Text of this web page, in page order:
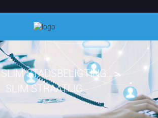
SLIM STADSBELIGTING
SLIM STRAATLIG